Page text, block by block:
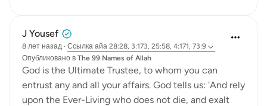
J Yousef
8 лет назад · Ссылка айа 28:28, 3:173, 25:58, 4:171, 73:9
Опубликовано в The 99 Names of Allah
God is the Ultimate Trustee, to whom you can
entrust any and all your affairs. God tells us: 'And rely
upon the Ever-Living who does not die, and exalt